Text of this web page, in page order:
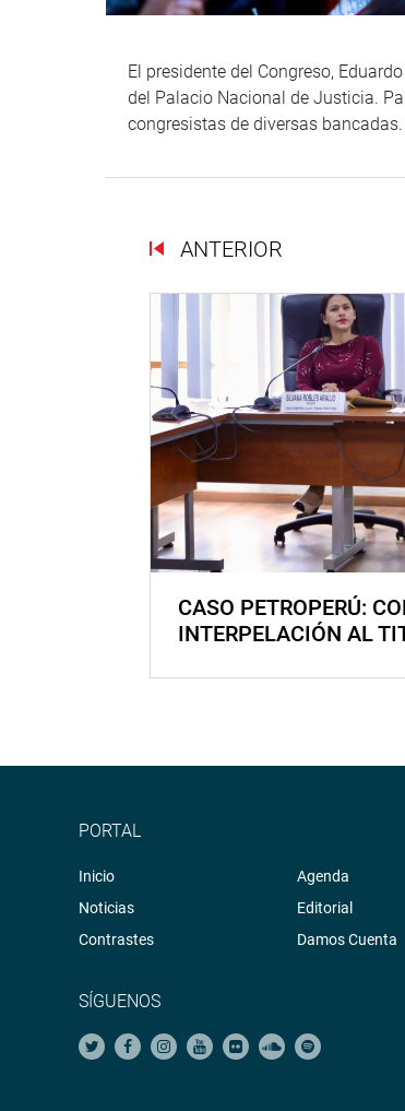
El presidente del Congreso,
del Palacio Nacional de Justicia.
congresistas de diversas
ANTERIOR
CASO PETROPERÚ:
INTERPELACIÓN AL
PORTAL
Inicio
Noticias
Contrastes
Agenda
Editorial
Damos Cuenta
SÍGUENOS